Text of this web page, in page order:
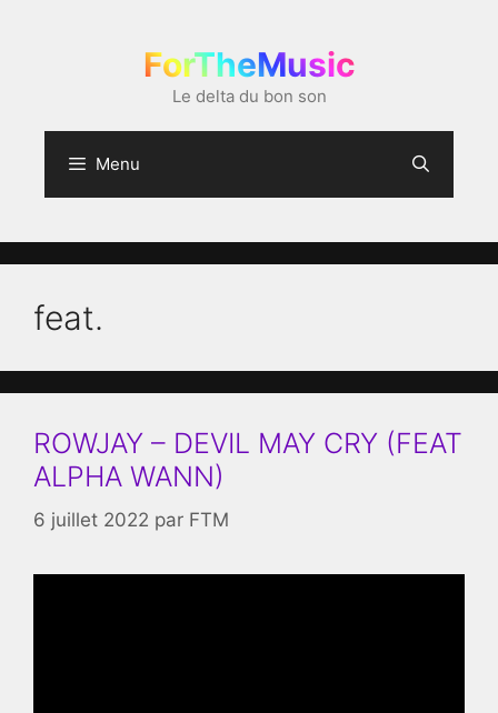
ForTheMusic
Le delta du bon son
Menu
feat.
ROWJAY – DEVIL MAY CRY (FEAT
ALPHA WANN)
6 juillet 2022 par FTM